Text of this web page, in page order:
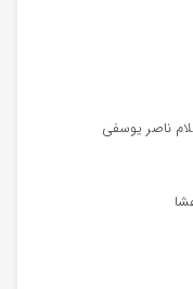
ناصر یوسفی